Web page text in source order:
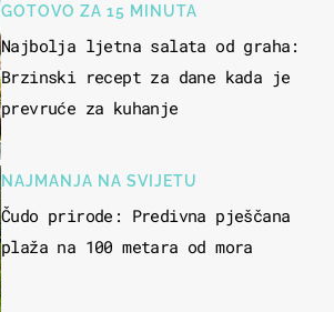
GOTOVO ZA 15 MINUTA
Najbolja ljetna salata od graha:
Brzinski recept za dane kada je
prevruće za kuhanje
NAJMANJA NA SVIJETU
Čudo prirode: Predivna pješčana
plaža na 100 metara od mora